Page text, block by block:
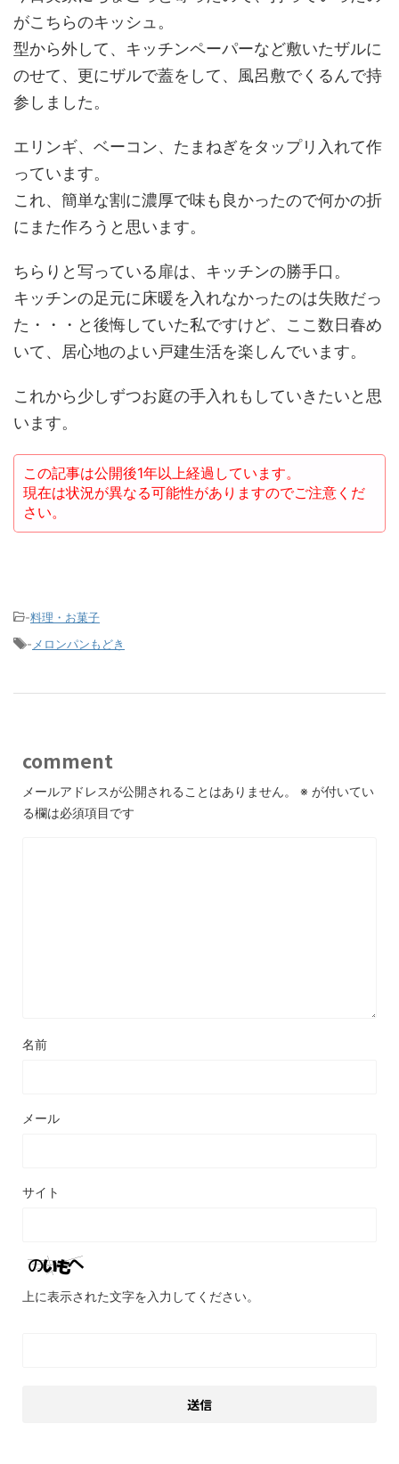
がこちらのキッシュ。
型から外して、キッチンペーパーなど敷いたザルに
のせて、更にザルで蓋をして、風呂敷でくるんで持
参しました。
エリンギ、ベーコン、たまねぎをタップリ入れて作
っています。
これ、簡単な割に濃厚で味も良かったので何かの折
にまた作ろうと思います。
ちらりと写っている扉は、キッチンの勝手口。
キッチンの足元に床暖を入れなかったのは失敗だっ
た・・・と後悔していた私ですけど、ここ数日春め
いて、居心地のよい戸建生活を楽しんでいます。
これから少しずつお庭の手入れもしていきたいと思
います。
この記事は公開後1年以上経過しています。
現在は状況が異なる可能性がありますのでご注意くだ
さい。
-料理・お菓子
- メロンパンもどき
comment
メールアドレスが公開されることはありません。 ※ が付いてい
る欄は必須項目です
名前
メール
サイト
上に表示された文字を入力してください。